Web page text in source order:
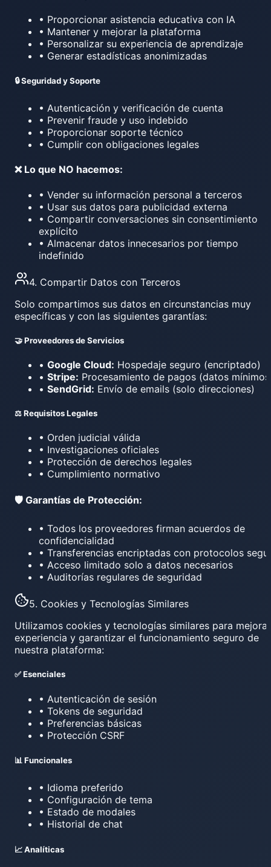
• Proporcionar asistencia educativa con IA
• Mantener y mejorar la plataforma
• Personalizar su experiencia de aprendizaje
• Generar estadísticas anonimizadas
🔒 Seguridad y Soporte
• Autenticación y verificación de cuenta
• Prevenir fraude y uso indebido
• Proporcionar soporte técnico
• Cumplir con obligaciones legales
❌ Lo que NO hacemos:
• Vender su información personal a terceros
• Usar sus datos para publicidad externa
• Compartir conversaciones sin consentimiento
explícito
• Almacenar datos innecesarios por tiempo
indefinido
4. Compartir Datos con Terceros
Solo compartimos sus datos en circunstancias muy
específicas y con las siguientes garantías:
🤝 Proveedores de Servicios
• Google Cloud: Hospedaje seguro (encriptado)
• Stripe: Procesamiento de pagos (datos
• SendGrid: Envío de emails (solo direcciones)
⚖️ Requisitos Legales
• Orden judicial válida
• Investigaciones oficiales
• Protección de derechos legales
• Cumplimiento normativo
🛡️ Garantías de Protección:
• Todos los proveedores firman acuerdos de
confidencialidad
• Transferencias encriptadas con protocolos
• Acceso limitado solo a datos necesarios
• Auditorías regulares de seguridad
5. Cookies y Tecnologías Similares
Utilizamos cookies y tecnologías similares para
experiencia y garantizar el funcionamiento seguro de
nuestra plataforma:
✅ Esenciales
• Autenticación de sesión
• Tokens de seguridad
• Preferencias básicas
• Protección CSRF
📊 Funcionales
• Idioma preferido
• Configuración de tema
• Estado de modales
• Historial de chat
📈 Analíticas